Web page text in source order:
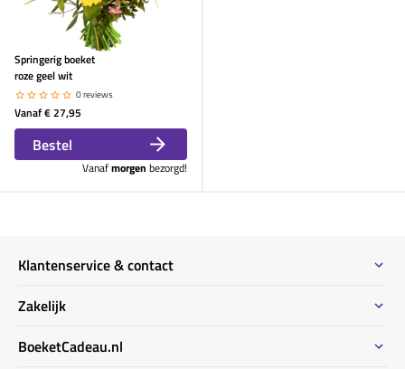
Springerig boeket
roze geel wit
0 reviews
Vanaf€ 27,95
Bestel
Vanafmorgen bezorgd!
Klantenservice & contact
Contact
Bestellen & Betalen
Zakelijk
Bestel informatie zakelijk
BoeketCadeau.nl